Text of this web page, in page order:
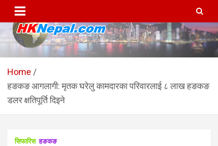
content
HKNepal.com – हङकङबाट
सञ्चालित पहिलो नेपाली अनलाईन
पत्रिका
hknepal, hknepal.com, hk nepal, hk nepal com
Home
हङकङ आगलागी: मृतक घरेलु कामदारका परिवारलाई ८ लाख हङकङ
डलर क्षतिपूर्ति दिइने
सिफारिस हङकङ